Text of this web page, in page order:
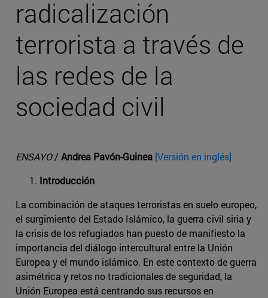
radicalización
terrorista a través de
las redes de la
sociedad civil
ENSAYO/ Andrea Pavón-Guinea [Versión en inglés]
Introducción
La combinación de ataques terroristas en suelo europeo,
el surgimiento del Estado Islámico, la guerra civil siria y
la crisis de los refugiados han puesto de manifiesto la
importancia del diálogo intercultural entre la Unión
Europea y el mundo islámico. En este contexto de guerra
asimétrica y retos no tradicionales de seguridad, la
Unión Europea está centrando sus recursos en